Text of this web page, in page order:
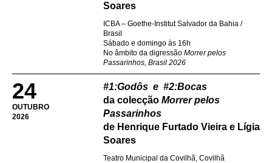
Soares
ICBA – Goethe-Institut Salvador da Bahia /
Brasil
Sábado e domingo às 16h
No âmbito da digressão Morrer pelos
Passarinhos, Brasil 2026
24
OUTUBRO
2026
#1:Godôs e #2:Bocas
da colecção Morrer pelos
Passarinhos
de Henrique Furtado Vieira e Lígia
Soares
Teatro Municipal da Covilhã, Covilhã